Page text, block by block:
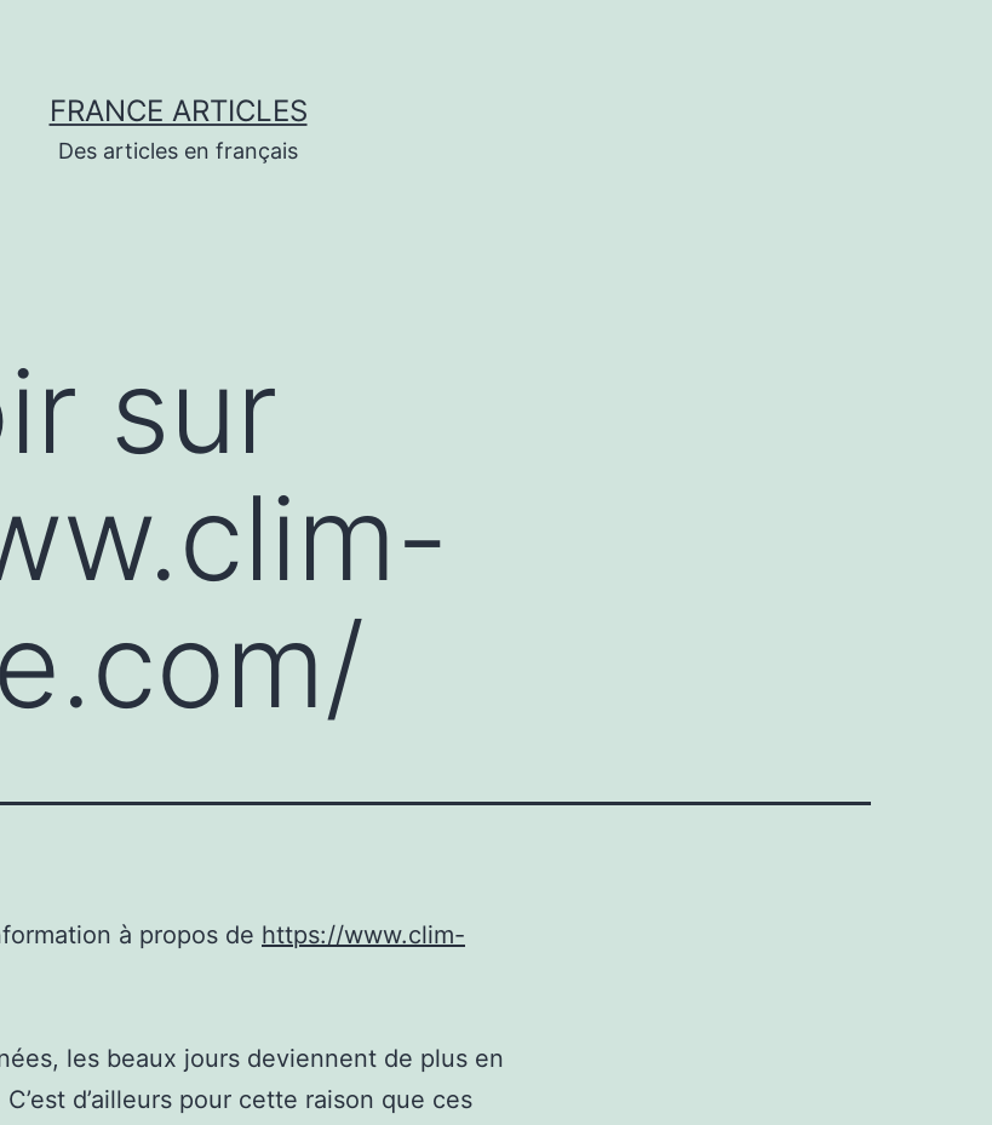
FRANCE ARTICLES
Des articles en français
sur
à propos de https://www.clim-
les beaux jours deviennent de plus en
d’ailleurs pour cette raison que ces